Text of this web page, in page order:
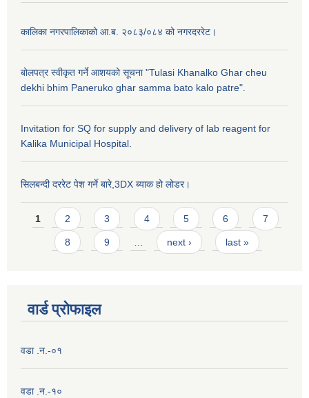
कालिका नगरपालिकाको आ.ब. २०८३/०८४ को नगरदररेट।
बोलपत्र स्वीकृत गर्ने आशयको सूचना "Tulasi Khanalko Ghar cheu
dekhi bhim Paneruko ghar samma bato kalo patre".
Invitation for SQ for supply and delivery of lab reagent for
Kalika Municipal Hospital.
सिलबन्दी दररेट पेश गर्ने बारे,3DX ब्याक हो लोडर।
Pages
1 2 3 4 5 6 7
8 9 next › last »
वार्ड प्राेफाइल
वडा .न.-०१
वडा .न.-१०